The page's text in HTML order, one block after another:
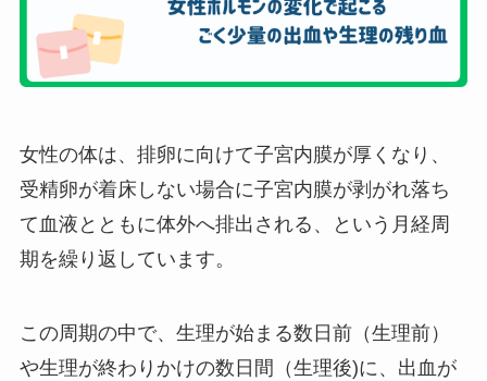
女性の体は、排卵に向けて子宮内膜が厚くなり、
受精卵が着床しない場合に子宮内膜が剥がれ落ち
て血液とともに体外へ排出される、という月経周
期を繰り返しています。
この周期の中で、生理が始まる数日前（生理前）
や生理が終わりかけの数日間（生理後)に、出血が